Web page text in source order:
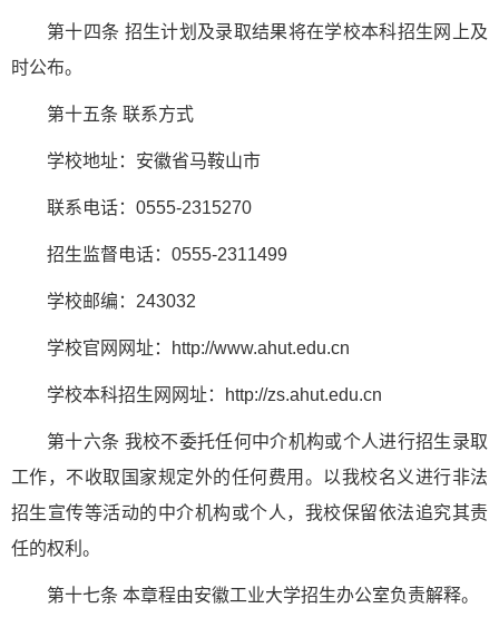
第十四条 招生计划及录取结果将在学校本科招生网上及
时公布。
第十五条 联系方式
学校地址：安徽省马鞍山市
联系电话：0555-2315270
招生监督电话：0555-2311499
学校邮编：243032
学校官网网址：http://www.ahut.edu.cn
学校本科招生网网址：http://zs.ahut.edu.cn
第十六条 我校不委托任何中介机构或个人进行招生录取
工作，不收取国家规定外的任何费用。以我校名义进行非法
招生宣传等活动的中介机构或个人，我校保留依法追究其责
任的权利。
第十七条 本章程由安徽工业大学招生办公室负责解释。